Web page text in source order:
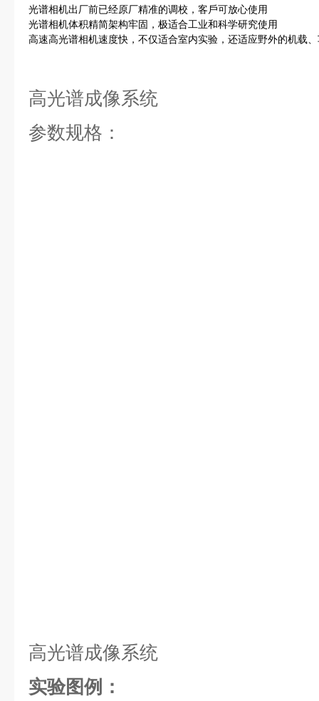
光谱相机出厂前已经原厂精准的调校，客戶可放心使用
光谱相机体积精简架构牢固，极适合工业和科学研究使用
高速高光谱相机速度快，不仅适合室内实验，还适应野外的机载
高光谱成像系统
参数规格：
高光谱成像系统
实验图例：